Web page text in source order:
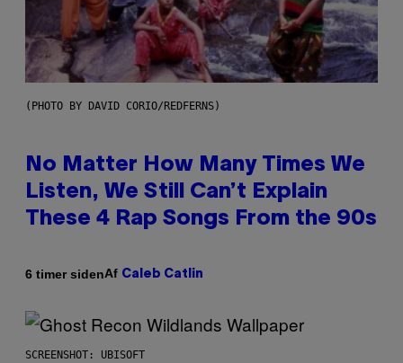
(PHOTO BY DAVID CORIO/REDFERNS)
No Matter How Many Times We
Listen, We Still Can’t Explain
These 4 Rap Songs From the 90s
6 timer sidenAf Caleb Catlin
SCREENSHOT: UBISOFT